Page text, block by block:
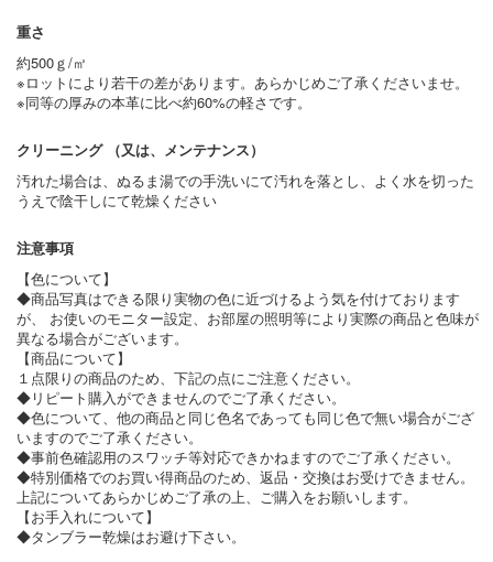
重さ
約500ｇ/㎡
※ロットにより若干の差があります。あらかじめご了承くださいませ。
※同等の厚みの本革に比べ約60%の軽さです。
クリーニング （又は、メンテナンス）
汚れた場合は、ぬるま湯での手洗いにて汚れを落とし、よく水を切った
うえで陰干しにて乾燥ください
注意事項
【色について】
◆商品写真はできる限り実物の色に近づけるよう気を付けております
が、 お使いのモニター設定、お部屋の照明等により実際の商品と色味が
異なる場合がございます。
【商品について】
１点限りの商品のため、下記の点にご注意ください。
◆リピート購入ができませんのでご了承ください。
◆色について、他の商品と同じ色名であっても同じ色で無い場合がござ
いますのでご了承ください。
◆事前色確認用のスワッチ等対応できかねますのでご了承ください。
◆特別価格でのお買い得商品のため、返品・交換はお受けできません。
上記についてあらかじめご了承の上、ご購入をお願いします。
【お手入れについて】
◆タンブラー乾燥はお避け下さい。